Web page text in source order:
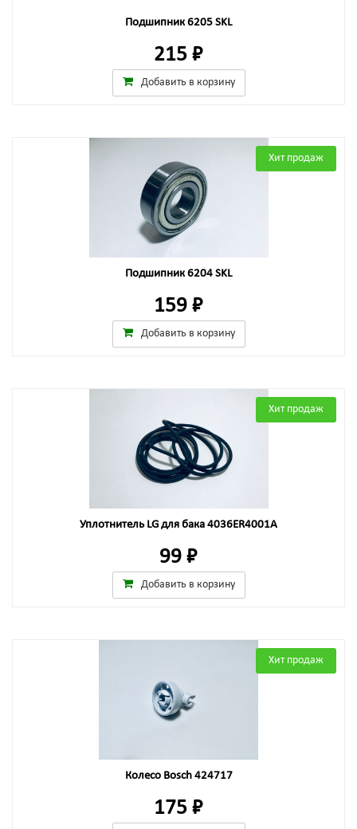
Подшипник 6205 SKL
215 ₽
Добавить в корзину
Хит продаж
Подшипник 6204 SKL
159 ₽
Добавить в корзину
Хит продаж
Уплотнитель LG для бака 4036ER4001A
99 ₽
Добавить в корзину
Хит продаж
Колесо Bosch 424717
175 ₽